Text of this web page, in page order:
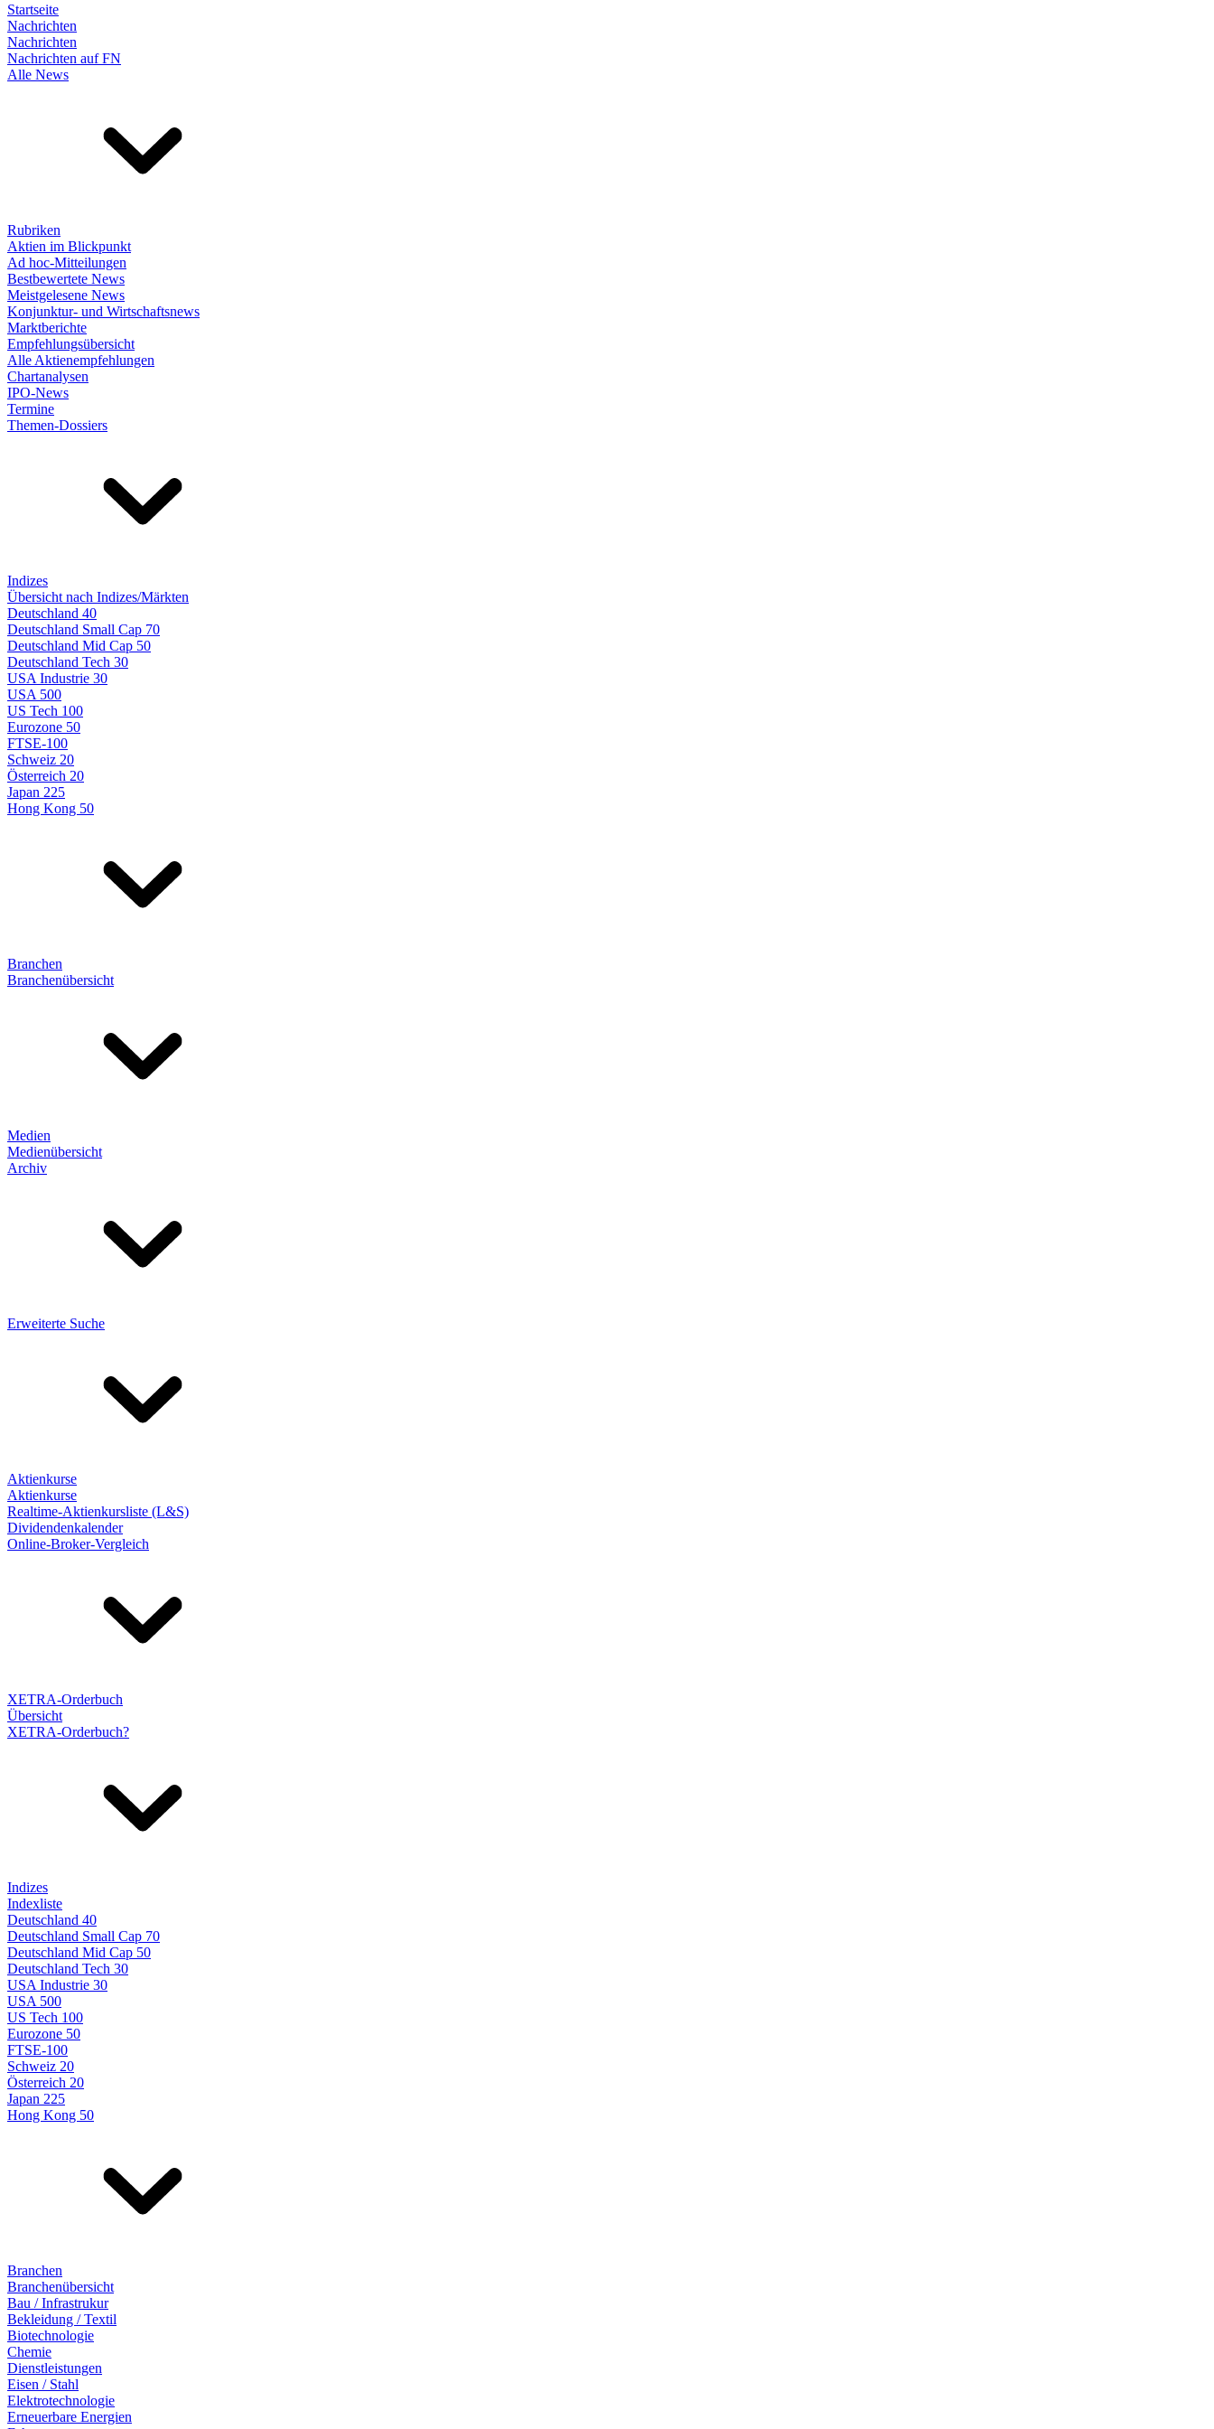
Startseite
Nachrichten
Nachrichten
Nachrichten auf FN
Alle News
Rubriken
Aktien im Blickpunkt
Ad hoc-Mitteilungen
Bestbewertete News
Meistgelesene News
Konjunktur- und Wirtschaftsnews
Marktberichte
Empfehlungsübersicht
Alle Aktienempfehlungen
Chartanalysen
IPO-News
Termine
Themen-Dossiers
Indizes
Übersicht nach Indizes/Märkten
Deutschland 40
Deutschland Small Cap 70
Deutschland Mid Cap 50
Deutschland Tech 30
USA Industrie 30
USA 500
US Tech 100
Eurozone 50
FTSE-100
Schweiz 20
Österreich 20
Japan 225
Hong Kong 50
Branchen
Branchenübersicht
Medien
Medienübersicht
Archiv
Erweiterte Suche
Aktienkurse
Aktienkurse
Realtime-Aktienkursliste (L&S)
Dividendenkalender
Online-Broker-Vergleich
XETRA-Orderbuch
Übersicht
XETRA-Orderbuch?
Indizes
Indexliste
Deutschland 40
Deutschland Small Cap 70
Deutschland Mid Cap 50
Deutschland Tech 30
USA Industrie 30
USA 500
US Tech 100
Eurozone 50
FTSE-100
Schweiz 20
Österreich 20
Japan 225
Hong Kong 50
Branchen
Branchenübersicht
Bau / Infrastrukur
Bekleidung / Textil
Biotechnologie
Chemie
Dienstleistungen
Eisen / Stahl
Elektrotechnologie
Erneuerbare Energien